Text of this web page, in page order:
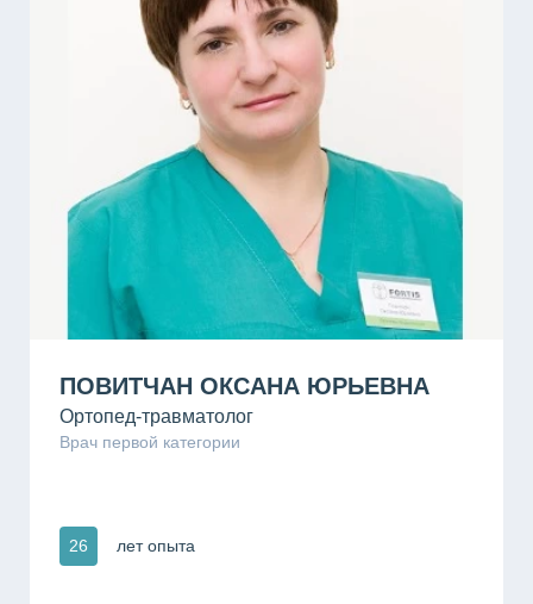
ПОВИТЧАН ОКСАНА ЮРЬЕВНА
Ортопед-травматолог
Врач первой категории
26 лет опыта